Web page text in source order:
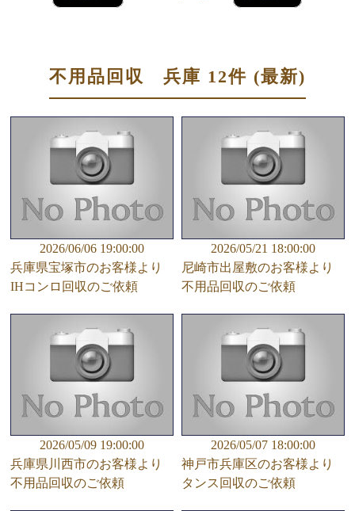
不用品回収 兵庫 12件 (最新)
2026/06/06 19:00:00
兵庫県宝塚市のお客様より
IHコンロ回収のご依頼
2026/05/21 18:00:00
尼崎市出屋敷のお客様より
不用品回収のご依頼
2026/05/09 19:00:00
兵庫県川西市のお客様より
不用品回収のご依頼
2026/05/07 18:00:00
神戸市兵庫区のお客様より
タンス回収のご依頼